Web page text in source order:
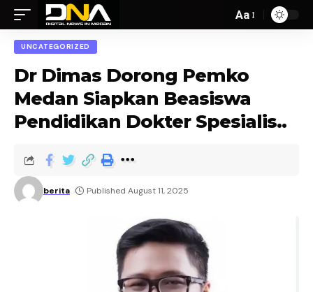
Aa
UNCATEGORIZED
Dr Dimas Dorong Pemko
Medan Siapkan Beasiswa
Pendidikan Dokter Spesialis..
berita Published August 11, 2025